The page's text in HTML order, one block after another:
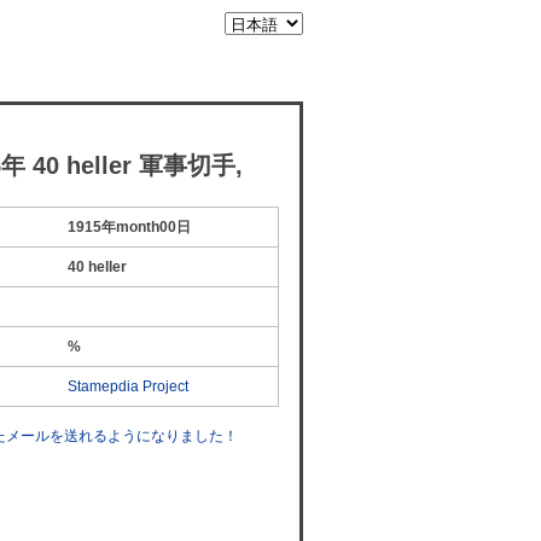
40 heller 軍事切手,
1915年month00日
40 heller
%
Stamepdia Project
ールを送れるようになりました！